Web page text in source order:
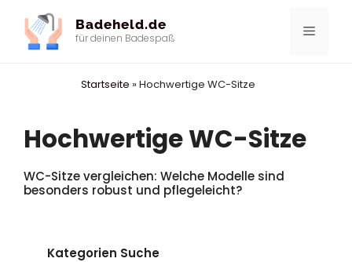
Inhalt
springen
Badeheld.de
für deinen Badespaß Menü
Startseite »Hochwertige WC-Sitze
Hochwertige WC-Sitze
WC-Sitze vergleichen: Welche Modelle sind
besonders robust und pflegeleicht?
Kategorien Suche